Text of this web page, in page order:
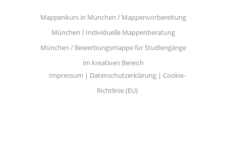
Mappenkurs in München / Mappenvorbereitung
München / Individuelle Mappenberatung
München / Bewerbungsmappe für Studiengänge
im kreativen Bereich
Impressum
Datenschutzerklärung
Cookie-
Richtlinie (EU)